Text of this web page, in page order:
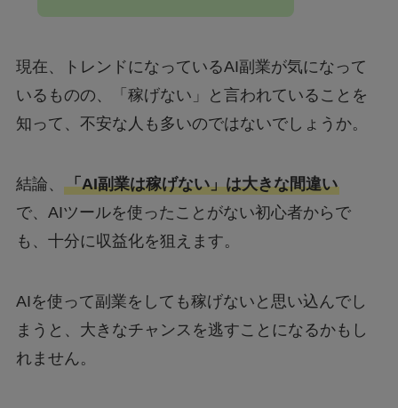
現在、トレンドになっているAI副業が気になって
いるものの、「稼げない」と言われていることを
知って、不安な人も多いのではないでしょうか。
結論、 「AI副業は稼げない」は大きな間違い
で、AIツールを使ったことがない初心者からで
も、十分に収益化を狙えます。
AIを使って副業をしても稼げないと思い込んでし
まうと、大きなチャンスを逃すことになるかもし
れません。